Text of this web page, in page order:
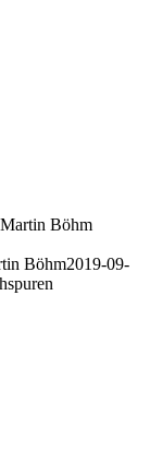
Martin Böhm
Böhm2019-09-